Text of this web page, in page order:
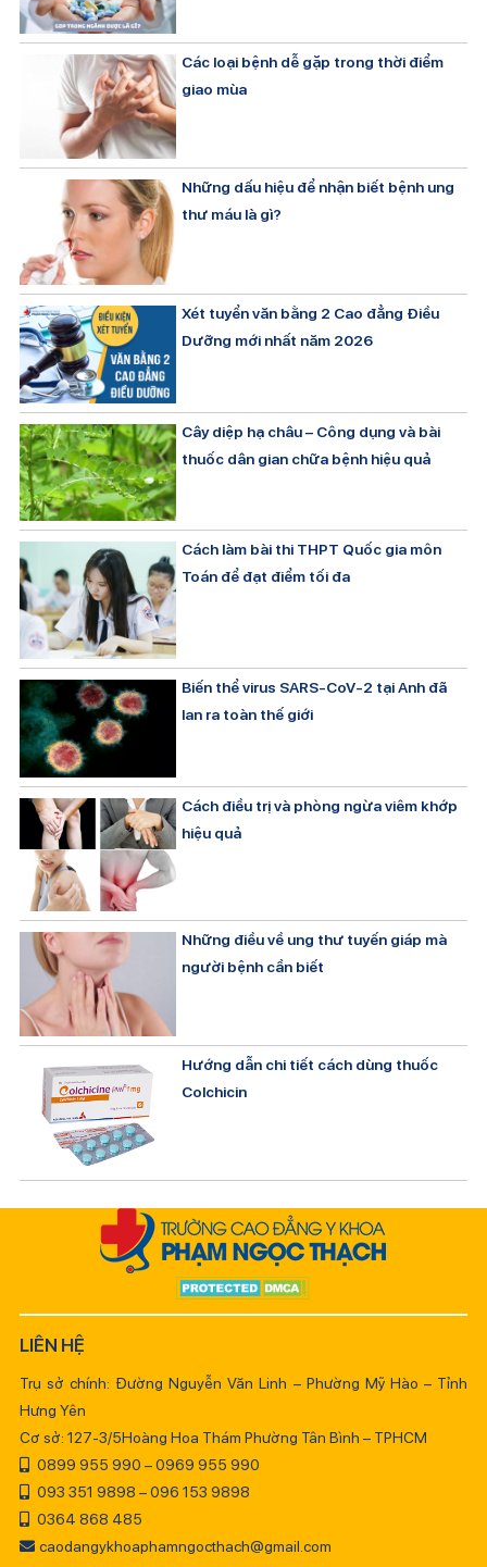
Các loại bệnh dễ gặp trong thời điểm
giao mùa
Những dấu hiệu để nhận biết bệnh ung
thư máu là gì?
Xét tuyển văn bằng 2 Cao đẳng Điều
Dưỡng mới nhất năm 2026
Cây diệp hạ châu – Công dụng và bài
thuốc dân gian chữa bệnh hiệu quả
Cách làm bài thi THPT Quốc gia môn
Toán để đạt điểm tối đa
Biến thể virus SARS-CoV-2 tại Anh đã
lan ra toàn thế giới
Cách điều trị và phòng ngừa viêm khớp
hiệu quả
Những điều về ung thư tuyến giáp mà
người bệnh cần biết
Hướng dẫn chi tiết cách dùng thuốc
Colchicin
LIÊN HỆ
Trụ sở chính: Đường Nguyễn Văn Linh – Phường Mỹ Hào – Tỉnh
Hưng Yên
Cơ sở: 127-3/5Hoàng Hoa Thám Phường Tân Bình – TPHCM
0899 955 990 – 0969 955 990
093 351 9898 – 096 153 9898
0364 868 485
caodangykhoaphamngocthach@gmail.com